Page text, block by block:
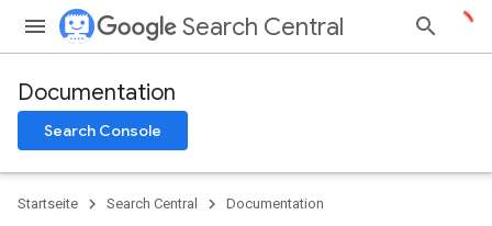
Search Central
Documentation
Search Console
Startseite Search Central Documentation